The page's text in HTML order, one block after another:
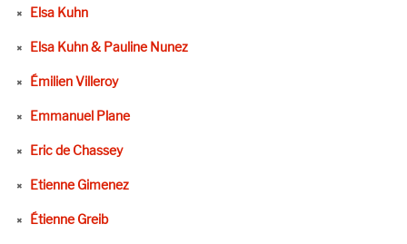
Elsa Kuhn
Elsa Kuhn & Pauline Nunez
Émilien Villeroy
Emmanuel Plane
Eric de Chassey
Etienne Gimenez
Étienne Greib